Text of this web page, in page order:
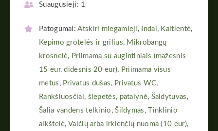
Suaugusieji: 1
Patogumai: Atskiri miegamieji , Indai, Kaitlentė,
Kepimo grotelės ir grilius, Mikrobangų
krosnelė, Priimama su augintiniais (mažesnis
15 eur, didesnis 20 eur), Priimama visus
metus , Privatus dušas, Privatus WC,
Rankšluosčiai, šlepetės, patalynė, Šaldytuvas ,
Šalia vandens telkinio ,Šildymas ,
Tinklinio
aikštelė,Valčių arba irklenčių nuoma (10 eur),